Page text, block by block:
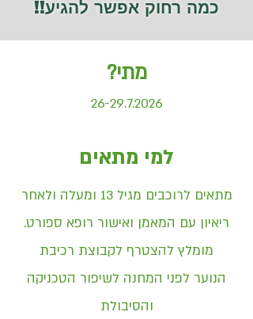
כמה רחוק אפשר להגיע!!
מתי?
26-29.7.2026
למי מתאים
מתאים לרוכבים מגיל 13 ומעלה ולאחר
ריאיון עם המאמן ואישור רופא ספורט.
מומלץ להצטרף לקבוצת רכיבת
הנוער לפני המחנה לשיפור הטכניקה
והסיבולת